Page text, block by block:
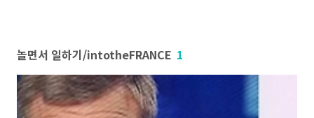
놀면서 일하기/intotheFRANCE 1